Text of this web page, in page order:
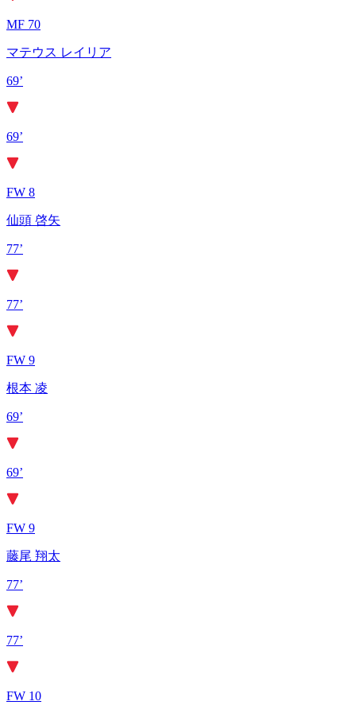
MF 70
マテウス レイリア
69’
69’
FW 8
仙頭 啓矢
77’
77’
FW 9
根本 凌
69’
69’
FW 9
藤尾 翔太
77’
77’
FW 10